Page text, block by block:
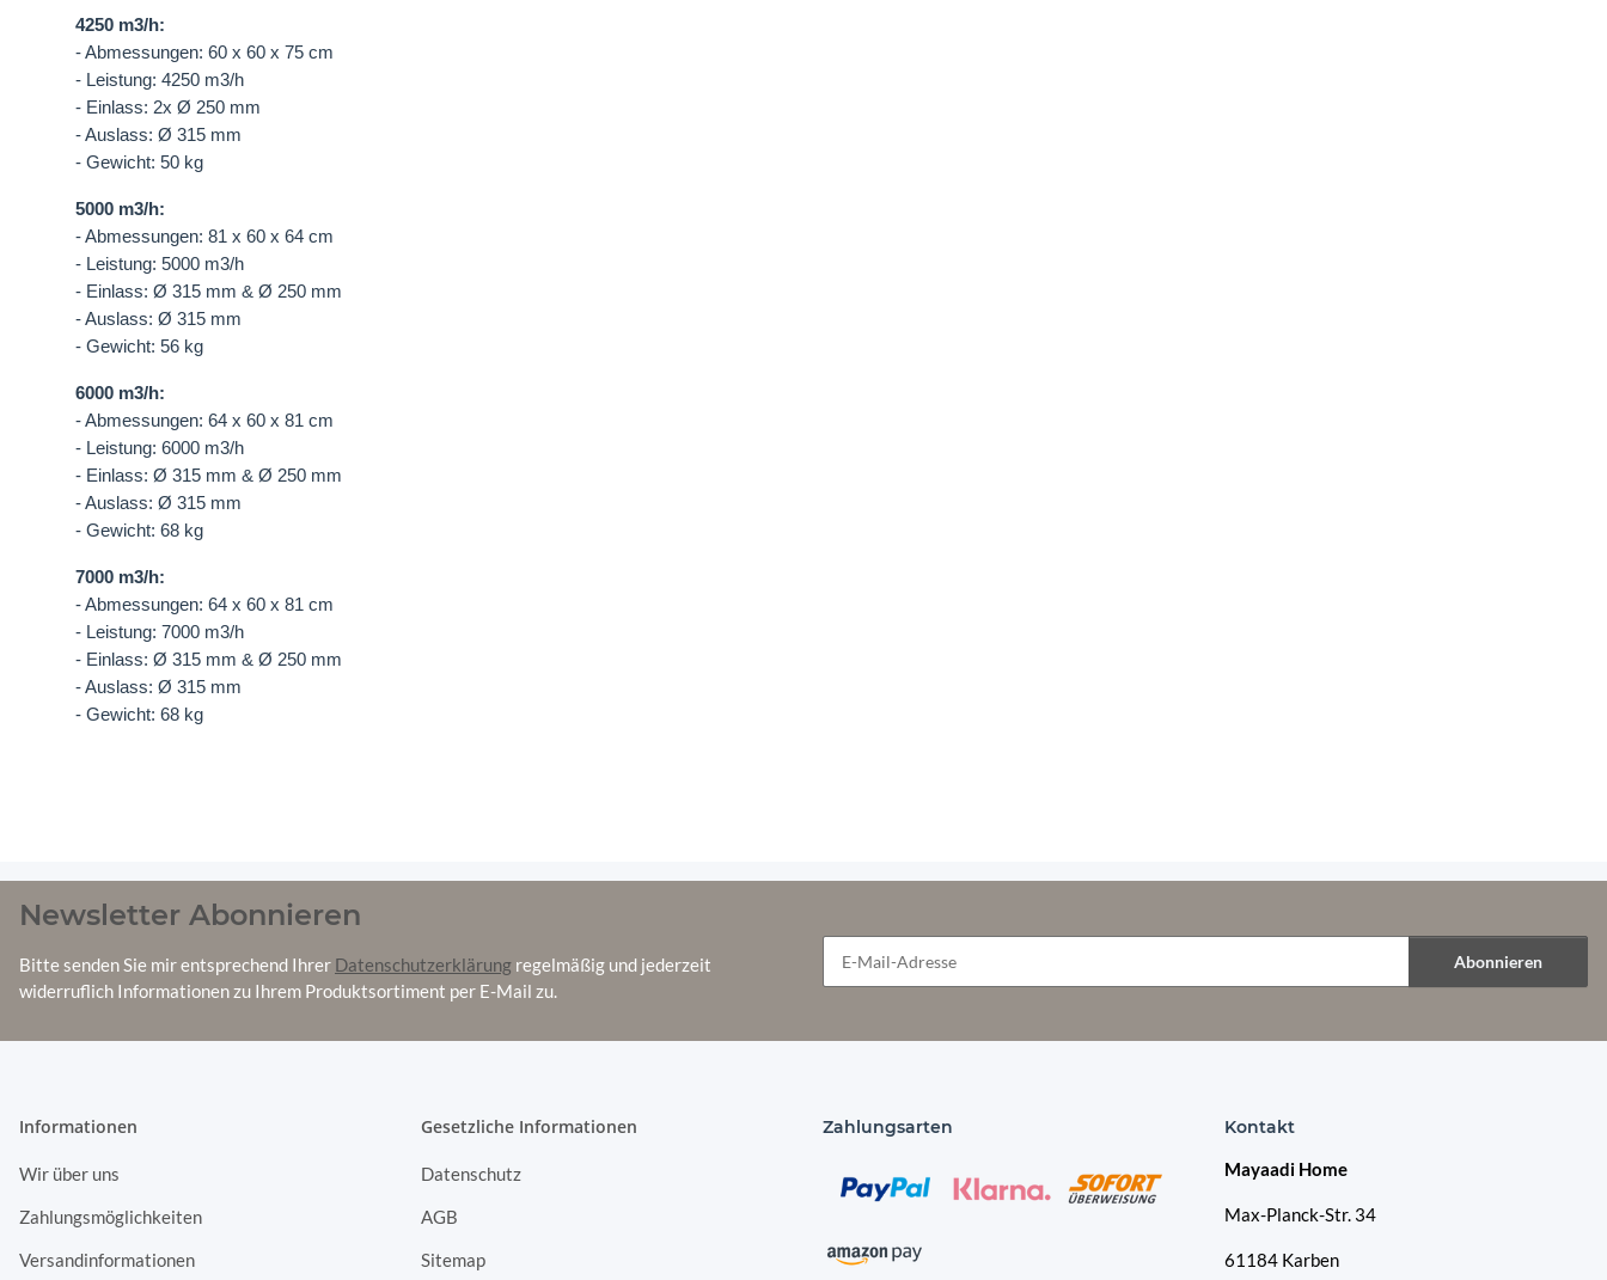
4250 m3/h:
- Abmessungen: 60 x 60 x 75 cm
- Leistung: 4250 m3/h
- Einlass: 2x Ø 250 mm
- Auslass: Ø 315 mm
- Gewicht: 50 kg
5000 m3/h:
- Abmessungen: 81 x 60 x 64 cm
- Leistung: 5000 m3/h
- Einlass: Ø 315 mm & Ø 250 mm
- Auslass: Ø 315 mm
- Gewicht: 56 kg
6000 m3/h:
- Abmessungen: 64 x 60 x 81 cm
- Leistung: 6000 m3/h
- Einlass: Ø 315 mm & Ø 250 mm
- Auslass: Ø 315 mm
- Gewicht: 68 kg
7000 m3/h:
- Abmessungen: 64 x 60 x 81 cm
- Leistung: 7000 m3/h
- Einlass: Ø 315 mm & Ø 250 mm
- Auslass: Ø 315 mm
- Gewicht: 68 kg
Newsletter Abonnieren
Bitte senden Sie mir entsprechend Ihrer Datenschutzerklärung regelmäßig und jederzeit
widerruflich Informationen zu Ihrem Produktsortiment per E-Mail zu.
Abonnieren
Informationen
Wir über uns
Zahlungsmöglichkeiten
Versandinformationen
Gesetzliche Informationen
Datenschutz
AGB
Sitemap
Zahlungsarten
Kontakt
Mayaadi Home
Max-Planck-Str. 34
61184 Karben